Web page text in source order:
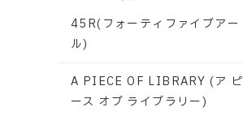
45R(フォーティファイブアー
ル)
A PIECE OF LIBRARY (ア ピ
ース オブ ライブラリー)